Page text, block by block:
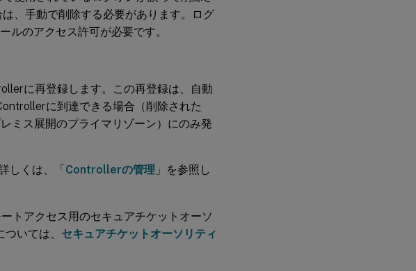
、手動で削除する必要があります。ログ
ルのアクセス許可が必要です。
に再登録します。この再登録は、自動
に到達できる場合（削除された
ミス展開のプライマリゾーン）にのみ発
しくは、「Controllerの管理 」を参照し
トアクセス用のセキュアチケットオーソ
いては、 セキュアチケットオーソリティ